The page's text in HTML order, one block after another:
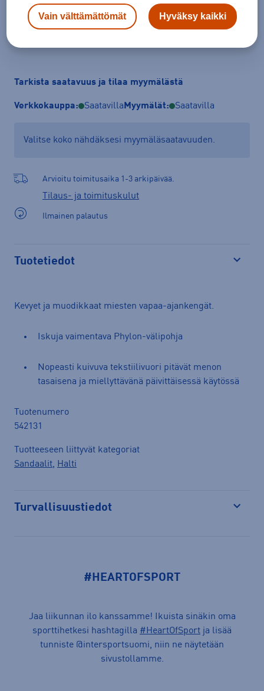
Lisää ostoskoriin
Tarkista saatavuus ja tilaa myymälästä
Verkkokauppa: Saatavilla Myymälät: Saatavilla
Valitse koko nähdäksesi myymäläsaatavuuden.
Arvioitu toimitusaika 1-3 arkipäivää.
Tilaus- ja toimituskulut
Ilmainen palautus
Tuotetiedot
Kevyet ja muodikkaat miesten vapaa-ajankengät.
Iskuja vaimentava Phylon-välipohja
Nopeasti kuivuva tekstiilivuori pitävät menon
tasaisena ja miellyttävänä päivittäisessä käytössä
Tuotenumero
542131
Tuotteeseen liittyvät kategoriat
Sandaalit, Halti
Turvallisuustiedot
#HEARTOFSPORT
Jaa liikunnan ilo kanssamme! Ikuista sinäkin oma
sporttihetkesi hashtagilla #HeartOfSport ja lisää
tunniste @intersportsuomi, niin ne näytetään
sivustollamme.
Vain välttämättömät Hyväksy kaikki